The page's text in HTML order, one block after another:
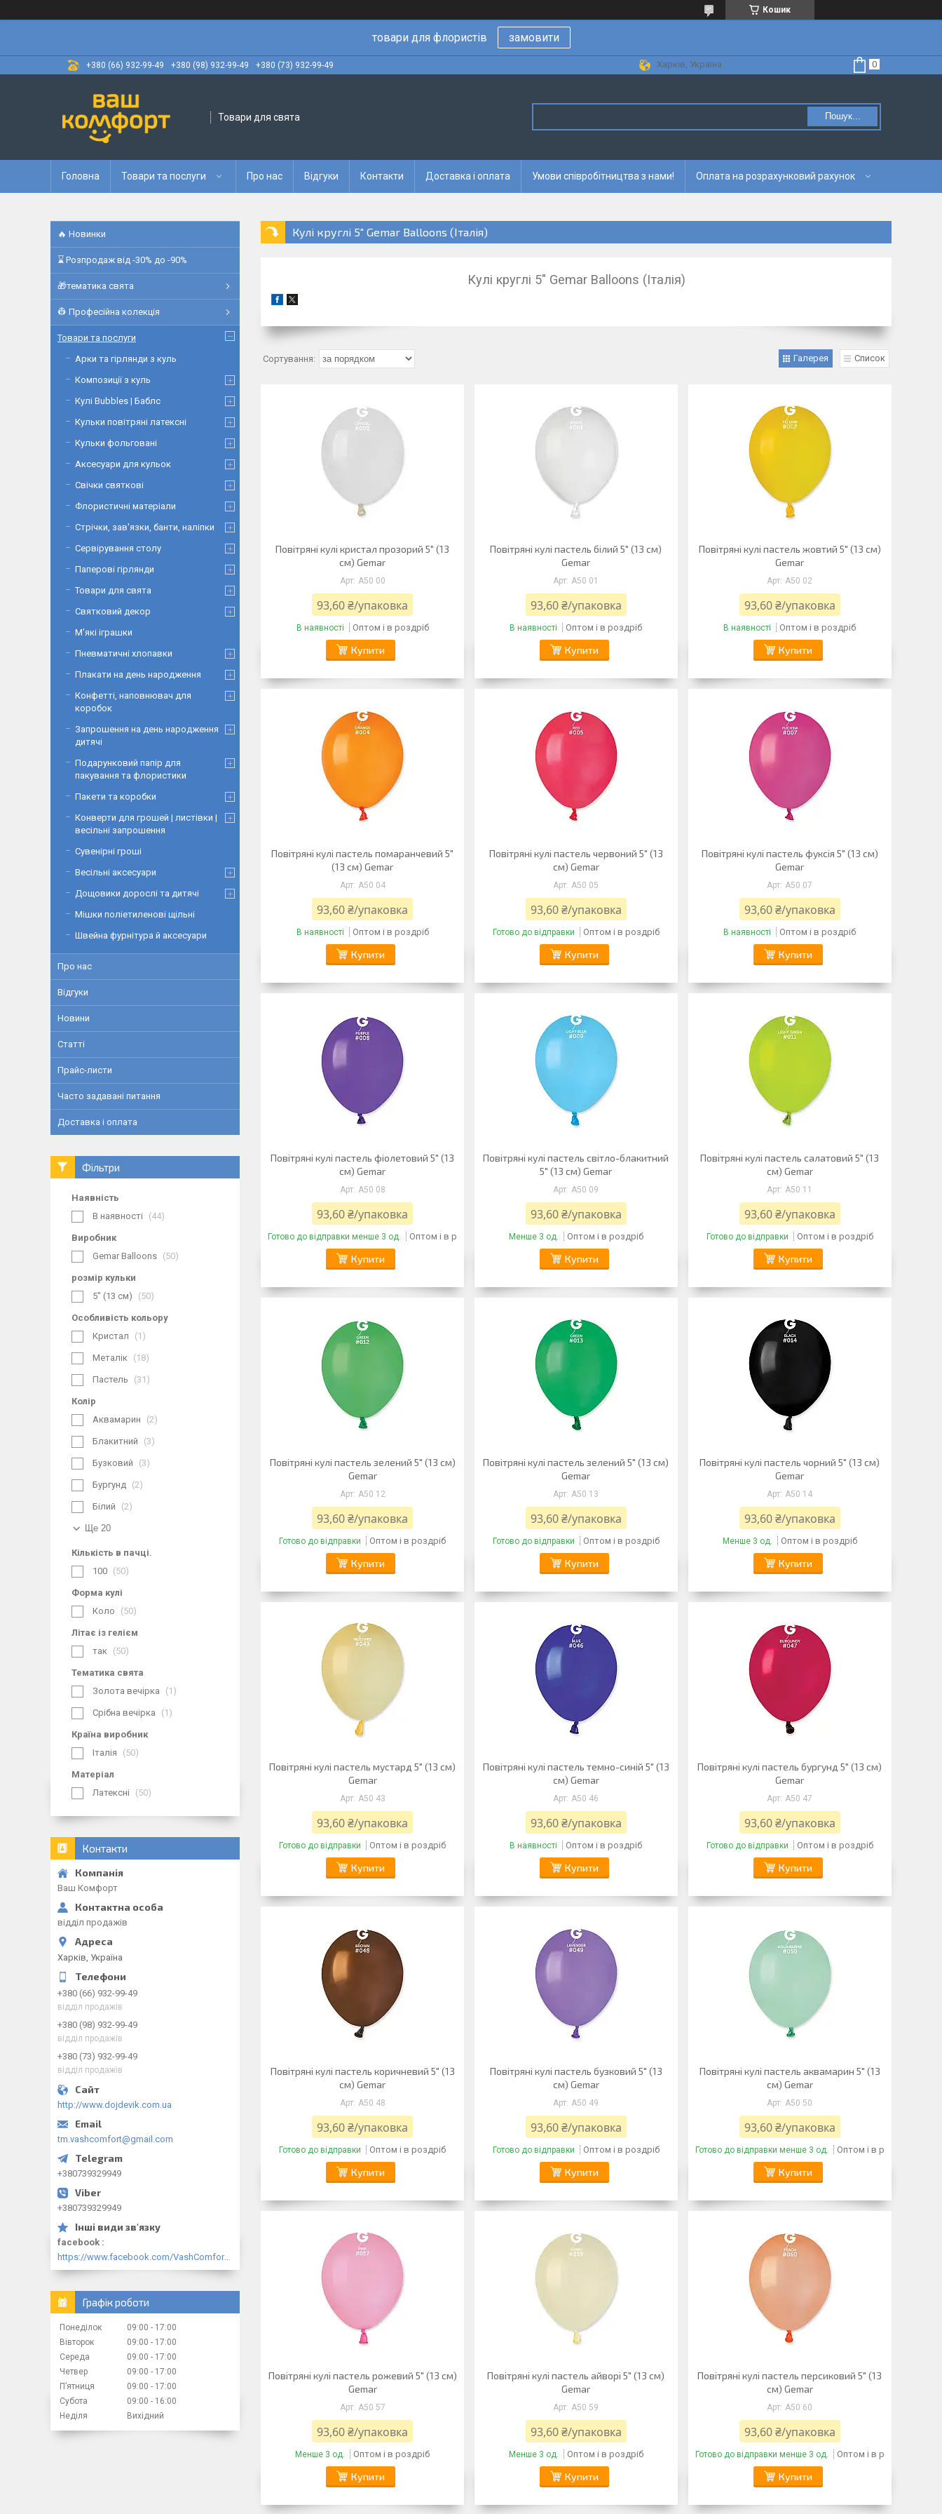
Кошик
товари для флористів замовити
+380 (66) 932-99-49 +380 (98) 932-99-49 +380 (73) 932-99-49 Харків, Україна
Товари для свята Пошук...
Головна Товари та послуги Про нас Відгуки Контакти Доставка і оплата Умови співробітництва з нами! Оплата на розрахунковий рахунок
Кулі круглі 5" Gemar Balloons (Італія)
Кулі круглі 5" Gemar Balloons (Італія)
Галерея Список
Повітряні кулі кристал прозорий 5" (13
см) Gemar
A50 00
93,60 ₴/упаковка
В наявності Оптом і в роздріб
Купити
Повітряні кулі пастель білий 5" (13 см)
Gemar
A50 01
93,60 ₴/упаковка
В наявності Оптом і в роздріб
Купити
Повітряні кулі пастель жовтий 5" (13 см)
Gemar
A50 02
93,60 ₴/упаковка
В наявності Оптом і в роздріб
Купити
Повітряні кулі пастель помаранчевий 5"
(13 см) Gemar
A50 04
93,60 ₴/упаковка
В наявності Оптом і в роздріб
Купити
Повітряні кулі пастель червоний 5" (13
см) Gemar
A50 05
93,60 ₴/упаковка
Готово до відправки Оптом і в роздріб
Купити
Повітряні кулі пастель фуксія 5" (13 см)
Gemar
A50 07
93,60 ₴/упаковка
В наявності Оптом і в роздріб
Купити
Повітряні кулі пастель фіолетовий 5" (13
см) Gemar
A50 08
93,60 ₴/упаковка
Готово до відправки менше 3 од. Оптом і в роздріб
Купити
Повітряні кулі пастель світло-блакитний
5" (13 см) Gemar
A50 09
93,60 ₴/упаковка
Менше 3 од. Оптом і в роздріб
Купити
Повітряні кулі пастель салатовий 5" (13
см) Gemar
A50 11
93,60 ₴/упаковка
Готово до відправки Оптом і в роздріб
Купити
Повітряні кулі пастель зелений 5" (13 см)
Gemar
A50 12
93,60 ₴/упаковка
Готово до відправки Оптом і в роздріб
Купити
Повітряні кулі пастель зелений 5" (13 см)
Gemar
A50 13
93,60 ₴/упаковка
Готово до відправки Оптом і в роздріб
Купити
Повітряні кулі пастель чорний 5" (13 см)
Gemar
A50 14
93,60 ₴/упаковка
Менше 3 од. Оптом і в роздріб
Купити
Повітряні кулі пастель мустард 5" (13 см)
Gemar
A50 43
93,60 ₴/упаковка
Готово до відправки Оптом і в роздріб
Купити
Повітряні кулі пастель темно-синій 5" (13
см) Gemar
A50 46
93,60 ₴/упаковка
В наявності Оптом і в роздріб
Купити
Повітряні кулі пастель бургунд 5" (13 см)
Gemar
A50 47
93,60 ₴/упаковка
Готово до відправки Оптом і в роздріб
Купити
Повітряні кулі пастель коричневий 5" (13
см) Gemar
A50 48
93,60 ₴/упаковка
Готово до відправки Оптом і в роздріб
Купити
Повітряні кулі пастель бузковий 5" (13
см) Gemar
A50 49
93,60 ₴/упаковка
Готово до відправки Оптом і в роздріб
Купити
Повітряні кулі пастель аквамарин 5" (13
см) Gemar
A50 50
93,60 ₴/упаковка
Готово до відправки менше 3 од. Оптом і в роздріб
Купити
Повітряні кулі пастель рожевий 5" (13 см)
Gemar
A50 57
93,60 ₴/упаковка
Менше 3 од. Оптом і в роздріб
Купити
Повітряні кулі пастель айворі 5" (13 см)
Gemar
A50 59
93,60 ₴/упаковка
Менше 3 од. Оптом і в роздріб
Купити
Повітряні кулі пастель персиковий 5" (13
см) Gemar
A50 60
93,60 ₴/упаковка
Готово до відправки менше 3 од. Оптом і в роздріб
Купити
🔥 Новинки
⌛ Розпродаж від -30% до -90%
🎁тематика свята
👷 Професійна колекція
Товари та послуги
Арки та гірлянди з куль
Композиції з куль
Кулі Bubbles | Баблс
Кульки повітряні латексні
Кульки фольговані
Аксесуари для кульок
Свічки святкові
Флористичні матеріали
Стрічки, зав'язки, банти, наліпки
Сервірування столу
Паперові гірлянди
Товари для свята
Святковий декор
М'які іграшки
Пневматичні хлопавки
Плакати на день народження
Конфетті, наповнювач для
коробок
Запрошення на день народження
дитячі
Подарунковий папір для
пакування та флористики
Пакети та коробки
Конверти для грошей | листівки |
весільні запрошення
Сувенірні гроші
Весільні аксесуари
Дощовики дорослі та дитячі
Мішки поліетиленові щільні
Швейна фурнітура й аксесуари
Про нас
Відгуки
Новини
Статті
Прайс-листи
Часто задавані питання
Доставка і оплата
Фільтри
Наявність
В наявності
44
Виробник
Gemar Balloons
50
розмір кульки
5" (13 см)
50
Особливість кольору
Кристал
1
Металік 18
Пастель 31
Колір
Аквамарин
2
Блакитний 3
Бузковий 3
Бургунд 2
Білий 2
Ще 20
Кількість в пачці.
100
50
Форма кулі
Коло
50
Літає із гелієм
так
50
Тематика свята
Золота вечірка
1
Срібна вечірка 1
Країна виробник
Італія
50
Матеріал
Латексні
50
Контакти
Ваш Комфорт
відділ продажів
Харків, Україна
+380 (66) 932-99-49
відділ продажів
+380 (98) 932-99-49
відділ продажів
+380 (73) 932-99-49
відділ продажів
http://www.dojdevik.com.ua
tm.vashcomfort@gmail.com
+380739329949
+380739329949
facebook
https://www.facebook.com/VashComfort.ua/
Графік роботи
Понеділок 09:00
17:00
Вівторок
09:00
17:00
Середа
09:00
17:00
Четвер
09:00
17:00
Пʼятниця
09:00
17:00
Субота
09:00
16:00
Неділя
Вихідний